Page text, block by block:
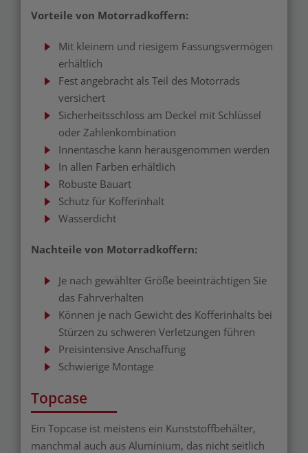
Vorteile von Motorradkoffern:
Mit kleinem und riesigem Fassungsvermögen
erhältlich
Fest angebracht als Teil des Motorrads
versichert
Sicherheitsschloss am Deckel mit Schlüssel
oder Zahlenkombination
Innentasche kann herausgenommen werden
In allen Farben erhältlich
Robuste Bauart
Schutz für Kofferinhalt
Wasserdicht
Nachteile von Motorradkoffern:
Je nach gewählter Größe beeinträchtigen Sie
das Fahrverhalten
Können je nach Gewicht des Kofferinhalts bei
Stürzen zu schweren Verletzungen führen
Preisintensive Anschaffung
Schwierige Montage
Topcase
Ein Topcase ist meistens ein Kunststoffbehälter,
manchmal auch aus Aluminium, das nicht seitlich